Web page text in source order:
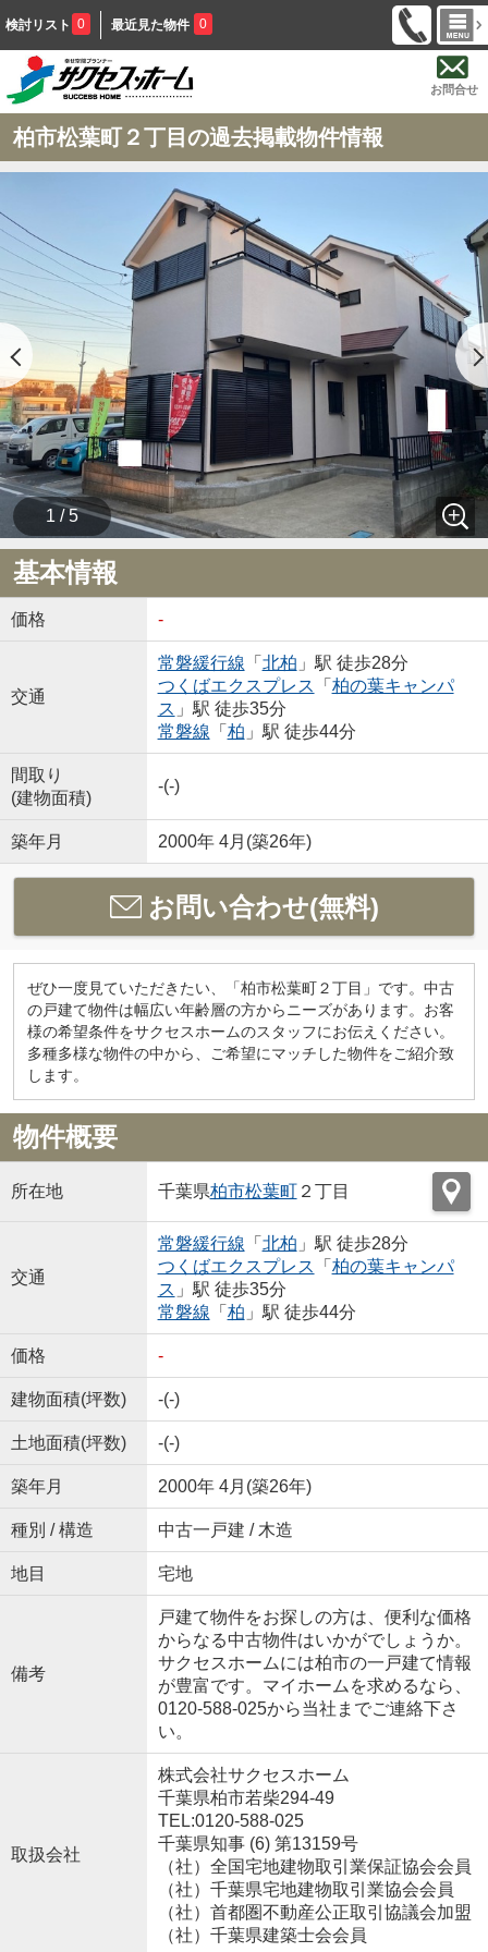
検討リスト 0 最近見た物件 0
お問合せ
柏市松葉町２丁目の過去掲載物件情報
1 / 5
基本情報
価格 -
交通
常磐緩行線 「 北柏 」駅 徒歩28分
つくばエクスプレス 「 柏の葉キャンパ
ス 」駅 徒歩35分
常磐線 「 柏 」駅 徒歩44分
間取り
(建物面積)
-(-)
築年月 2000年 4月(築26年)
お問い合わせ(無料)
ぜひ一度見ていただきたい、「柏市松葉町２丁目」です。中古
の戸建て物件は幅広い年齢層の方からニーズがあります。お客
様の希望条件をサクセスホームのスタッフにお伝えください。
多種多様な物件の中から、ご希望にマッチした物件をご紹介致
します。
物件概要
所在地 千葉県柏市松葉町２丁目
交通
常磐緩行線 「 北柏 」駅 徒歩28分
つくばエクスプレス 「 柏の葉キャンパ
ス 」駅 徒歩35分
常磐線 「 柏 」駅 徒歩44分
価格 -
建物面積(坪数) -(-)
土地面積(坪数) -(-)
築年月 2000年 4月(築26年)
種別 / 構造 中古一戸建 / 木造
地目 宅地
備考
戸建て物件をお探しの方は、便利な価格
からなる中古物件はいかがでしょうか。
サクセスホームには柏市の一戸建て情報
が豊富です。マイホームを求めるなら、
0120-588-025から当社までご連絡下さ
い。
取扱会社
株式会社サクセスホーム
千葉県柏市若柴294-49
TEL:0120-588-025
千葉県知事 (6) 第13159号
（社）全国宅地建物取引業保証協会会員
（社）千葉県宅地建物取引業協会会員
（社）首都圏不動産公正取引協議会加盟
（社）千葉県建築士会会員